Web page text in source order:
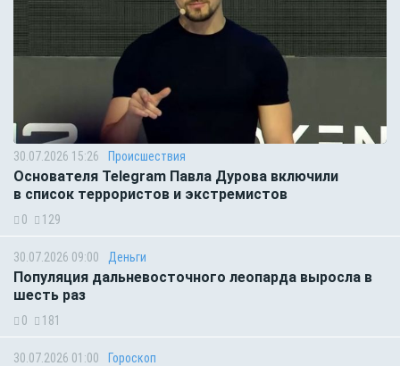
30.07.2026 15:26 Происшествия
Основателя Telegram Павла Дурова включили
в список террористов и экстремистов
0 129
30.07.2026 09:00 Деньги
Популяция дальневосточного леопарда выросла в
шесть раз
0 181
30.07.2026 01:00 Гороскоп